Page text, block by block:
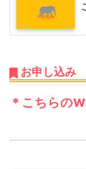
お申し込み
＊こちらの